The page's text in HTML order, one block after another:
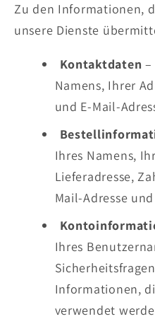
Zu den Informationen,
unsere Dienste
Kontaktdaten
Namens, Ihrer
und E-Mail-
Ihres Namens,
Lieferadresse,
Mail-Adresse
Ihres
Informationen,
verwendet